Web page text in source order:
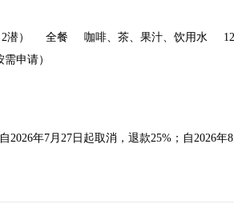
） 全餐 咖啡、茶、果汁、饮用水
申请）
年7月27日起取消，退款25%；自2026